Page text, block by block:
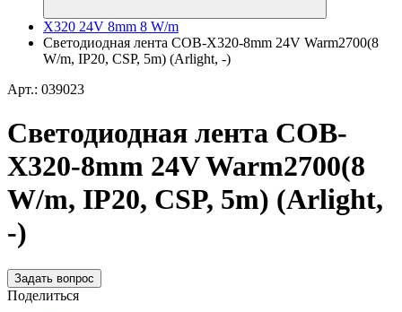
X320 24V 8mm 8 W/m
Светодиодная лента COB-X320-8mm 24V Warm2700(8
W/m, IP20, CSP, 5m) (Arlight, -)
Арт.: 039023
Светодиодная лента COB-
X320-8mm 24V Warm2700(8
W/m, IP20, CSP, 5m) (Arlight,
-)
Задать вопрос
Поделиться